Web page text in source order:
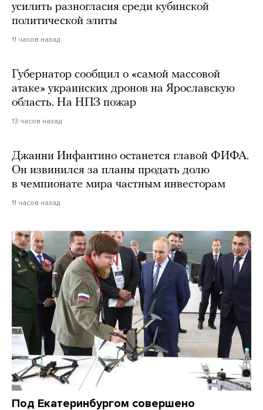
усилить разногласия среди кубинской
политической элиты
11 часов назад
Губернатор сообщил о «самой массовой
атаке» украинских дронов на Ярославскую
область. На НПЗ пожар
13 часов назад
Джанни Инфантино останется главой ФИФА.
Он извинился за планы продать долю
в чемпионате мира частным инвесторам
11 часов назад
Под Екатеринбургом совершено